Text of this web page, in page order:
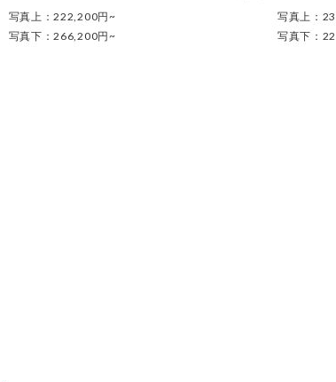
写真上：222,200円~
写真下：266,200円~
写真上：
写真下：